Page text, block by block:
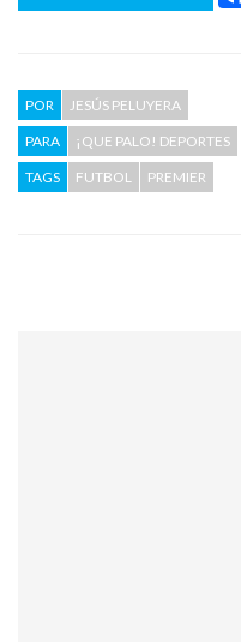
POR
JESÚS PELUYERA
PARA
¡QUE PALO! DEPORTES
TAGS
FUTBOL PREMIER